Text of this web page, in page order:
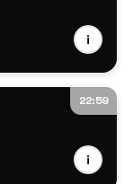
i
22:59
i